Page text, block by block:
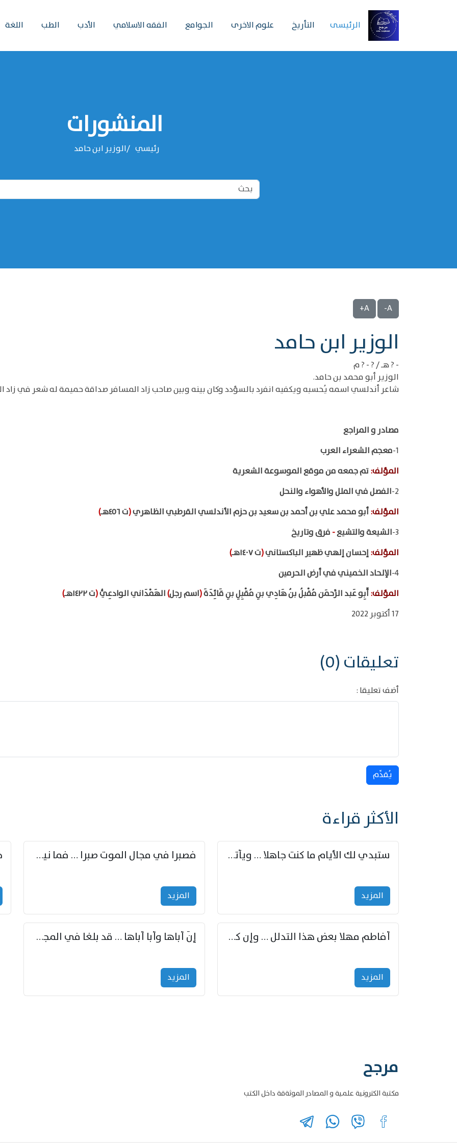
الرئیسی التأريخ علوم الاخرى الجوامع الفقه الاسلامي الأدب الطب اللغة
المنشورات
رئيسي ‌‌الوزير ابن حامد
A-
A+
‌‌الوزير ابن حامد
- ? هـ / ? - ? م
الوزير أبو محمد بن حامد.
شاعر أندلسي اسمه يُحسبه ويكفيه انفرد بالسؤدد وكان بينه وبين صاحب زاد المسافر صداقة حميمة له شعر في زاد
مصادر و المراجع
1- معجم الشعراء العرب
المؤلف:تم جمعه من موقع الموسوعة الشعرية
2- الفصل في الملل والأهواء والنحل
المؤلف:أبو محمد علي بن أحمد بن سعيد بن حزم الأندلسي القرطبي الظاهري(ت ٤٥٦هـ
)
3- الشيعة والتشيع- فرق وتاريخ
المؤلف:إحسان إلهي ظهير الباكستاني(ت ١٤٠٧هـ
)
4- الإلحاد الخميني في أرض الحرمين
المؤلف:أَبِو عَبد الرَّحمَن مُقْبلُ بنُ هَادِي بنِ مُقْبِلِ بنِ قَائِدَةَ(اسم رجل)الهَمْدَاني الوادعِيُّ(ت ١٤٢٢هـ
)
17 أكتوبر 2022
تعليقات (0)
أضف تعليقا :
يُقدِّم
الأكثر قراءة
ستبدي لك الأيام ما كنت جاهلا … ويأتيك بالأخبار من لم تزوّد
المزید
فصبرا في مجال الموت صبرا … فما نيل الخلود بمستطاع
المزید
أفاطم مهلا بعض هذا التدلل … وإن كنت قد أزمعت صرمي فأجملي
المزید
إنّ أباها وأبا أباها … قد بلغا في المجد غايتاها
المزید
مرجح
مكتبة الكترونية علمية و المصادر الموثةقة داخل الكتب